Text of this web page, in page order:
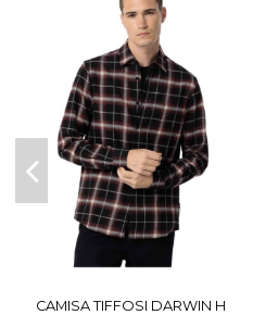
CAMISA TIFFOSI DARWIN H